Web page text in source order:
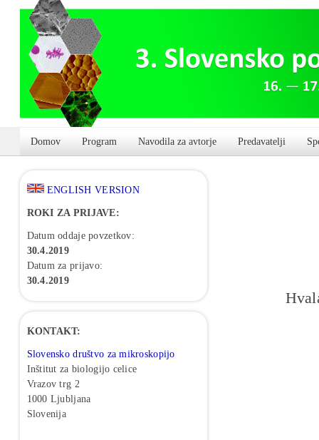
Domov Program Navodila za avtorje Predavatelji
ENGLISH VERSION
ROKI ZA PRIJAVE:
Datum oddaje povzetkov:
30.4.2019
Datum za prijavo:
30.4.2019
KONTAKT:
Slovensko društvo za mikroskopijo
Inštitut za biologijo celice
Vrazov trg 2
1000 Ljubljana
Slovenija